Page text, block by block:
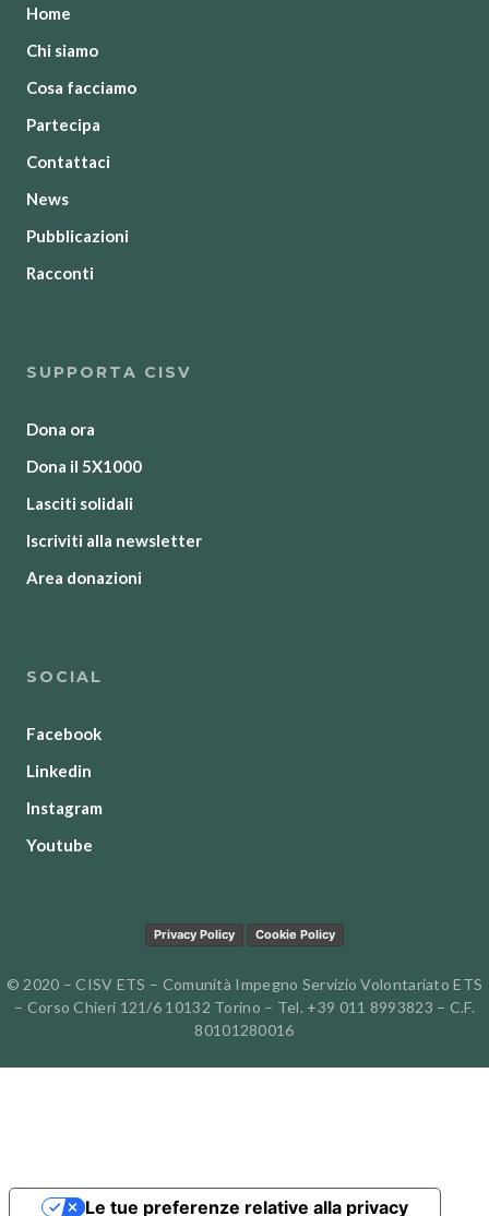
Home
Chi siamo
Cosa facciamo
Partecipa
Contattaci
News
Pubblicazioni
Racconti
SUPPORTA CISV
Dona ora
Dona il 5X1000
Lasciti solidali
Iscriviti alla newsletter
Area donazioni
SOCIAL
Facebook
Linkedin
Instagram
Youtube
Privacy Policy Cookie Policy
© 2020 – CISV ETS – Comunità Impegno Servizio Volontariato ETS
– Corso Chieri 121/6 10132 Torino – Tel. +39 011 8993823 – C.F.
80101280016
Le tue preferenze relative alla privacy